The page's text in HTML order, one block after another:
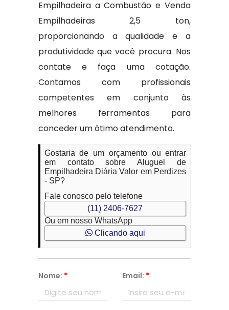
Empilhadeira a Combustão e Venda
Empilhadeiras 2,5 ton,
proporcionando a qualidade e a
produtividade que você procura. Nos
contate e faça uma cotação.
Contamos com profissionais
competentes em conjunto às
melhores ferramentas para
conceder um ótimo atendimento.
Gostaria de um orçamento ou entrar
em contato sobre Aluguel de
Empilhadeira Diária Valor em Perdizes
- SP?
Fale conosco pelo telefone
(11) 2406-7627
Ou em nosso WhatsApp
Clicando aqui
Nome: * Email: *